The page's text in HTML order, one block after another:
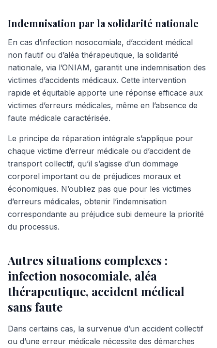
Indemnisation par la solidarité nationale
En cas d’infection nosocomiale, d’accident médical
non fautif ou d’aléa thérapeutique, la solidarité
nationale, via l’ONIAM, garantit une indemnisation des
victimes d’accidents médicaux. Cette intervention
rapide et équitable apporte une réponse efficace aux
victimes d’erreurs médicales, même en l’absence de
faute médicale caractérisée.
Le principe de réparation intégrale s’applique pour
chaque victime d’erreur médicale ou d’accident de
transport collectif, qu’il s’agisse d’un dommage
corporel important ou de préjudices moraux et
économiques. N’oubliez pas que pour les victimes
d’erreurs médicales, obtenir l’indemnisation
correspondante au préjudice subi demeure la priorité
du processus.
Autres situations complexes :
infection nosocomiale, aléa
thérapeutique, accident médical
sans faute
Dans certains cas, la survenue d’un accident collectif
ou d’une erreur médicale nécessite des démarches